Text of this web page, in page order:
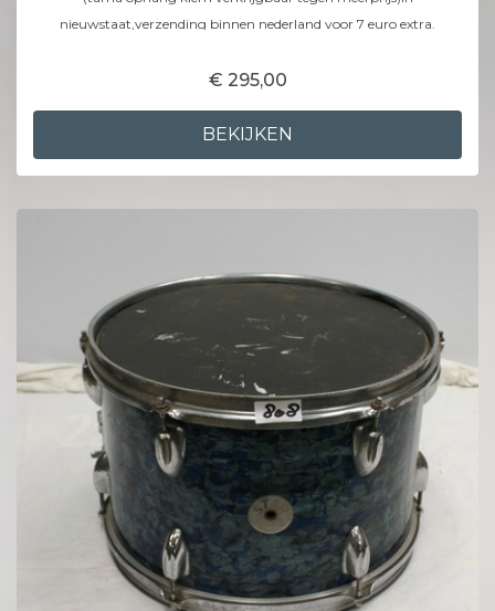
nieuwstaat,verzending binnen nederland voor 7 euro extra.
€ 295,00
BEKIJKEN